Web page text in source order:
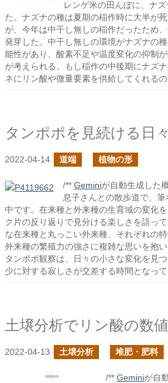
レンゲ米の田んぼに、ナ
た。ナズナの種は夏期の稲作時に大半が
が、今年は中干し無しの稲作だったため
発芽した。中干し無しの環境がナズナの
能性があり、酸素不足や温度変化の抑制
が考えられる。もし稲作の中後期にナズ
ネにリン酸や微量要素を供給してくれるの
タンポポを見続ける日々
2022-04-14 道端 植物の形
/** Geminiが自動生成した
息子さんとの散歩道で、
中です。在来種と外来種の生育域の変化
ク片の反り返りで見分ける楽しさを語っ
な在来種と丸っこい外来種、それぞれの
外来種の繁殖力の強さに複雑な思いを抱
タンポポ観察は、日々の小さな変化を見
少に対する寂しさが交差する時間となって
2022-04-13 土壌分析 堆肥・肥料
/** Geminiが自